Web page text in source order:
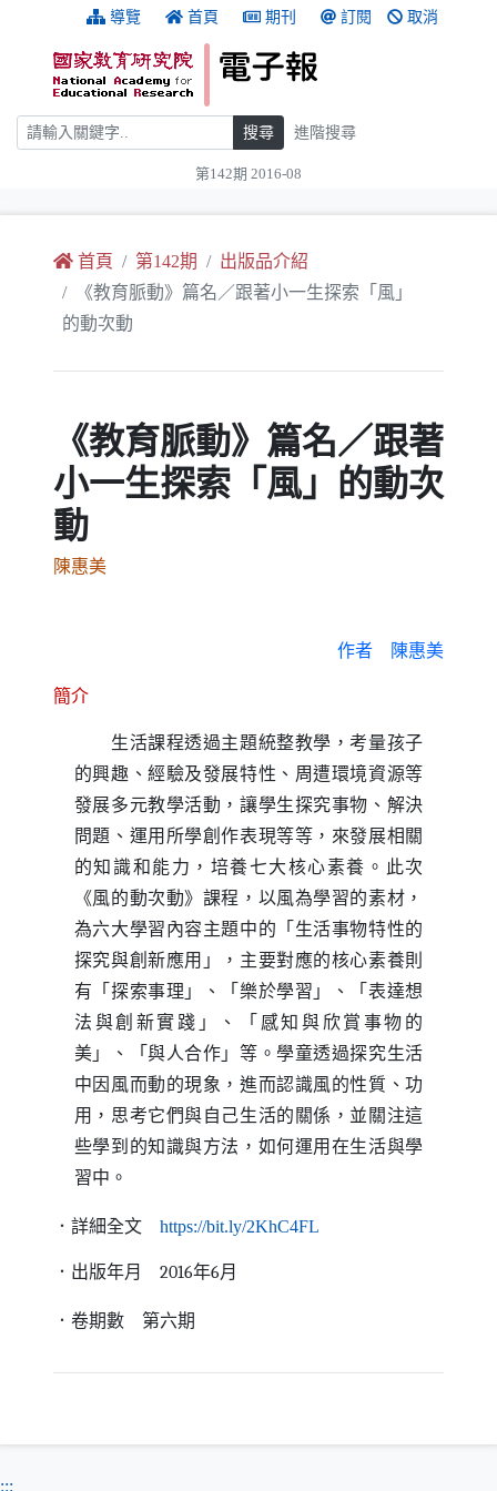
跳到主要內容 導覽 首頁 期刊 訂閱 取消
搜尋 搜尋 進階搜尋
第142期 2016-08
首頁 第142期
出版品介紹
《教育脈動》篇名／跟著小一生探索「風」
的動次動
《教育脈動》篇名／跟著
小一生探索「風」的動次
動
陳惠美
作者 陳惠美
簡介
生活課程透過主題統整教學，考量孩子
的興趣、經驗及發展特性、周遭環境資源等
發展多元教學活動，讓學生探究事物、解決
問題、運用所學創作表現等等，來發展相關
的知識和能力，培養七大核心素養。此次
《風的動次動》課程，以風為學習的素材，
為六大學習內容主題中的「生活事物特性的
探究與創新應用」，主要對應的核心素養則
有「探索事理」、「樂於學習」、「表達想
法與創新實踐」、「感知與欣賞事物的
美」、「與人合作」等。學童透過探究生活
中因風而動的現象，進而認識風的性質、功
用，思考它們與自己生活的關係，並關注這
些學到的知識與方法，如何運用在生活與學
習中。
．詳細全文 https://bit.ly/2KhC4FL
．出版年月 2016年6月
．卷期數 第六期
:::